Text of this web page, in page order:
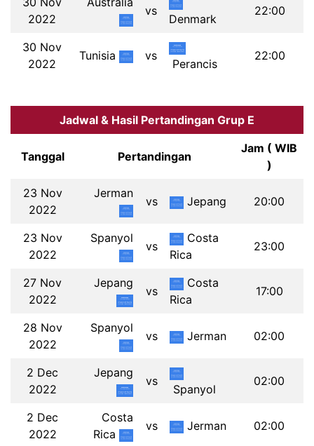
2022
vs
Denmark
22:00
30 Nov
2022
Tunisia vs
Perancis
22:00
Jadwal & Hasil Pertandingan Grup E
Tanggal Pertandingan
Jam ( WIB
)
23 Nov
2022
Jerman
vs Jepang 20:00
23 Nov
2022
Spanyol
vs
Costa
Rica
23:00
27 Nov
2022
Jepang
vs
Costa
Rica
17:00
28 Nov
2022
Spanyol
vs Jerman 02:00
2 Dec
2022
Jepang
vs
Spanyol
02:00
2 Dec
2022
Costa
Rica
vs Jerman 02:00